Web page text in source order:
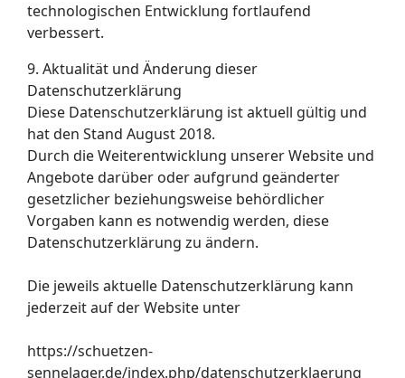
technologischen Entwicklung fortlaufend
verbessert.
9. Aktualität und Änderung dieser
Datenschutzerklärung
Diese Datenschutzerklärung ist aktuell gültig und
hat den Stand August 2018.
Durch die Weiterentwicklung unserer Website und
Angebote darüber oder aufgrund geänderter
gesetzlicher beziehungsweise behördlicher
Vorgaben kann es notwendig werden, diese
Datenschutzerklärung zu ändern.
Die jeweils aktuelle Datenschutzerklärung kann
jederzeit auf der Website unter
https://schuetzen-
sennelager.de/index.php/datenschutzerklaerung